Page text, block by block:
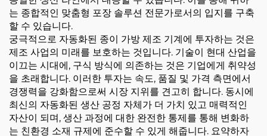
는 종합적인 맞춤형 포장 솔루션 전문가로서의 입지를 구축
할 수 있습니다.
궁극적으로 자동화된 종이 가방 제조 기계에 투자하는 것은
제조 사업의 미래를 보호하는 것입니다. 기술이 현대 산업을
이끄는 시대에, 구식 방식에 의존하는 것은 기업에게 취약성
을 초래합니다. 이러한 투자는 속도, 품질 및 가격 측면에서
경쟁력을 강화함으로써 시장 지위를 견고히 합니다. 동시에
최신의 자동화된 생산 공정 자체가 더 가치 있고 매력적인
자산이 되며, 생산 과정에 대한 완전한 통제를 통해 변화하
는 친환경 소재 규제에 준수할 수 있게 해줍니다. 요약하자